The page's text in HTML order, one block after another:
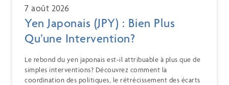
7 août 2026
Yen Japonais (JPY) : Bien Plus
Qu’une Intervention?
Le rebond du yen japonais est-il attribuable à plus que de
simples interventions? Découvrez comment la
coordination des politiques, le rétrécissement des écarts